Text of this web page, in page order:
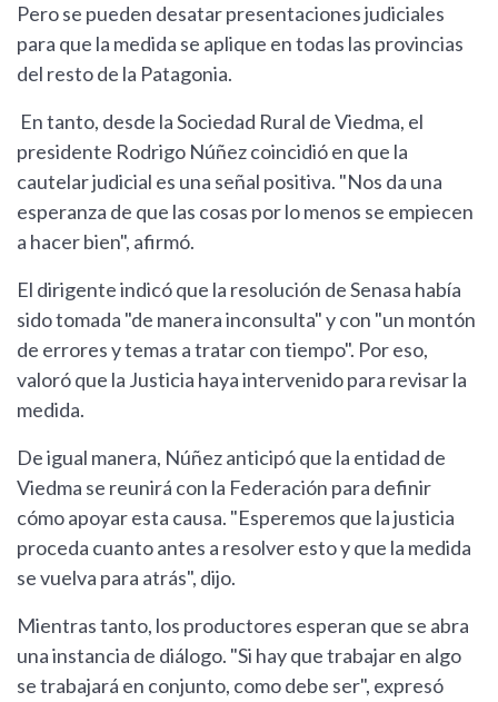
Pero se pueden desatar presentaciones judiciales
para que la medida se aplique en todas las provincias
del resto de la Patagonia.
En tanto, desde la Sociedad Rural de Viedma, el
presidente Rodrigo Núñez coincidió en que la
cautelar judicial es una señal positiva. "Nos da una
esperanza de que las cosas por lo menos se empiecen
a hacer bien", afirmó.
El dirigente indicó que la resolución de Senasa había
sido tomada "de manera inconsulta" y con "un montón
de errores y temas a tratar con tiempo". Por eso,
valoró que la Justicia haya intervenido para revisar la
medida.
De igual manera, Núñez anticipó que la entidad de
Viedma se reunirá con la Federación para definir
cómo apoyar esta causa. "Esperemos que la justicia
proceda cuanto antes a resolver esto y que la medida
se vuelva para atrás", dijo.
Mientras tanto, los productores esperan que se abra
una instancia de diálogo. "Si hay que trabajar en algo
se trabajará en conjunto, como debe ser", expresó